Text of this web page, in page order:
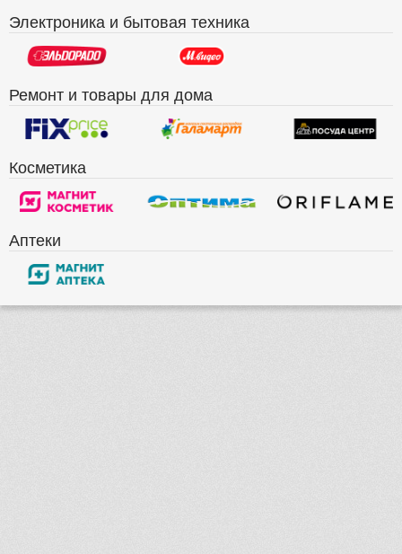
Электроника и бытовая техника
Ремонт и товары для дома
Косметика
Аптеки